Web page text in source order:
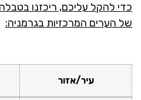
כדי להקל עליכם, ריכזנו
של הערים המרכזיות בגרמניה:
עיר/אזור